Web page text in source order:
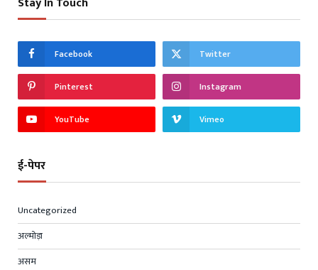
Facebook Twitter
Pinterest Instagram
YouTube Vimeo
ई-पेपर
Uncategorized
अल्मोड़ा
असम